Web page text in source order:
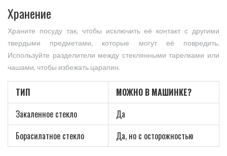
Хранение
Храните посуду так, чтобы исключить её контакт с другими
твердыми предметами, которые могут её повредить.
Используйте разделители между стеклянными тарелками или
чашами, чтобы избежать царапин.
ТИП
МОЖНО В МАШИНКЕ?
Закаленное стекло
Да
Борасилатное стекло
Да, но с осторожностью